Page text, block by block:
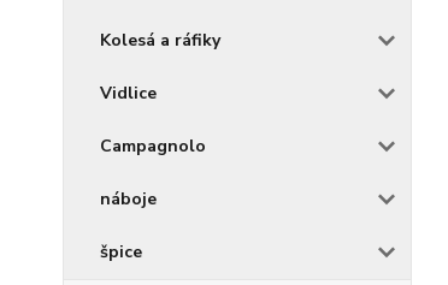
Kolesá a ráfiky
Vidlice
Campagnolo
náboje
špice